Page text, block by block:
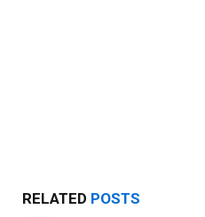
RELATED POSTS